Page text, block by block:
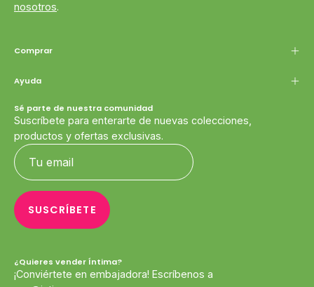
nosotros.
Comprar
Ayuda
Sé parte de nuestra comunidad
Suscríbete para enterarte de nuevas colecciones,
productos y ofertas exclusivas.
SUSCRÍBETE
¿Quieres vender Íntima?
¡Conviértete en embajadora! Escríbenos a